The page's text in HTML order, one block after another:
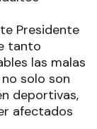
Presidente
tanto
las malas
solo son
deportivas,
afectados